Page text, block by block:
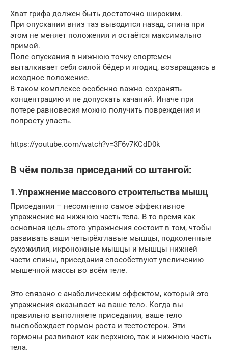
Хват грифа должен быть достаточно широким.
При опускании вниз таз выводится назад, спина при
этом не меняет положения и остаётся максимально
примой.
Поле опускания в нижнюю точку спортсмен
выталкивает себя силой бёдер и ягодиц, возвращаясь в
исходное положение.
В таком комплексе особенно важно сохранять
концентрацию и не допускать качаний. Иначе при
потере равновесия можно получить повреждения и
попросту упасть.
https://youtube.com/watch?v=3F6v7KCdD0k
В чём польза приседаний со штангой:
1.Упражнение массового строительства мышц
Приседания – несомненно самое эффективное
упражнение на нижнюю часть тела. В то время как
основная цель этого упражнения состоит в том, чтобы
развивать ваши четырёхглавые мышцы, подколенные
сухожилия, икроножные мышцы и мышцы нижней
части спины, приседания способствуют увеличению
мышечной массы во всём теле.
Это связано с анаболическим эффектом, который это
упражнения оказывает на ваше тело. Когда вы
правильно выполняете приседания, ваше тело
высвобождает гормон роста и тестостерон. Эти
гормоны развивают как верхнюю, так и нижнюю часть
тела.